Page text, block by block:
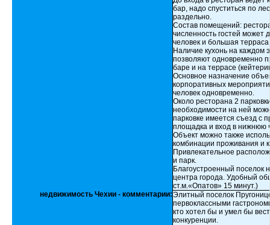
бар, надо спуститься по
раздельно.
Состав помещений:
численность гостей может
человек и большая
Наличие кухонь на
позволяют одновременно
баре и на террасе
Основное назначение
корпоративных
человек одновременно.
Около ресторана 2
необходимости на ней
парковке имеется съезд с
площадка и вход в нижнюю
Объект можно также
комбинации проживания и
Привлекательное
и парк.
Благоустроенный поселок
центра города. Удобный
ст.м.«Опатов» 15 минут.)
недвижимость Чехии - комментарии:Элитный поселок
первоклассными
кто хотел бы и умел бы
конкуренции.